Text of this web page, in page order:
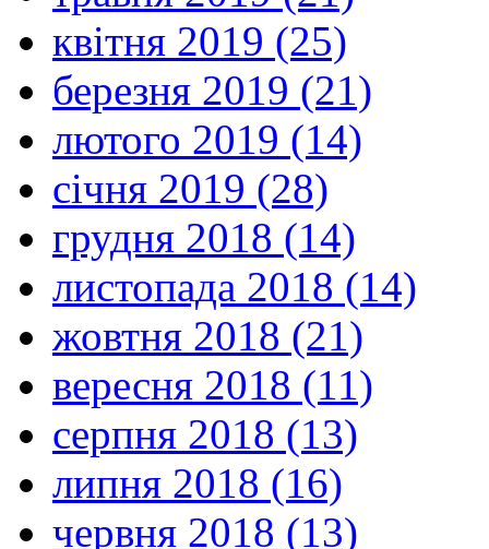
квітня 2019 (25)
березня 2019 (21)
лютого 2019 (14)
січня 2019 (28)
грудня 2018 (14)
листопада 2018 (14)
жовтня 2018 (21)
вересня 2018 (11)
серпня 2018 (13)
липня 2018 (16)
червня 2018 (13)